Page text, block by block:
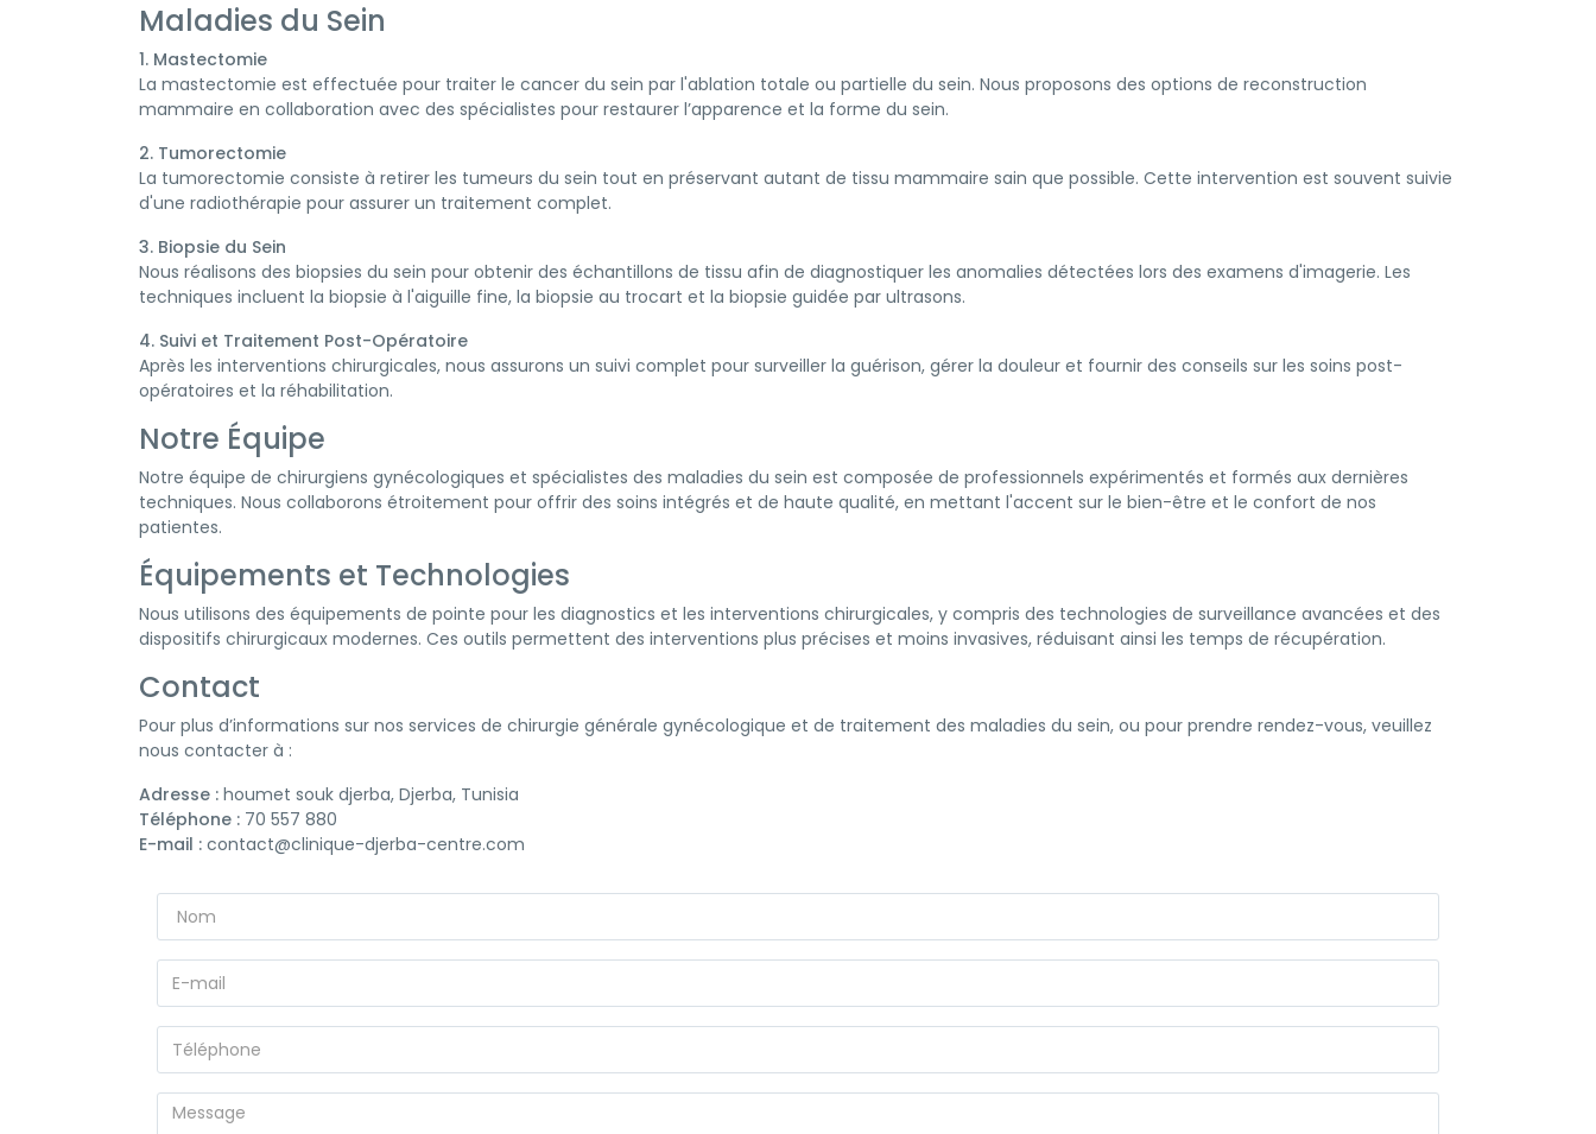
Maladies du Sein
1. Mastectomie
La mastectomie est effectuée pour traiter le cancer du sein par l'ablation totale ou partielle du sein. Nous proposons des options de reconstruction
mammaire en collaboration avec des spécialistes pour restaurer l’apparence et la forme du sein.
2. Tumorectomie
La tumorectomie consiste à retirer les tumeurs du sein tout en préservant autant de tissu mammaire sain que possible. Cette intervention est souvent suivie
d'une radiothérapie pour assurer un traitement complet.
3. Biopsie du Sein
Nous réalisons des biopsies du sein pour obtenir des échantillons de tissu afin de diagnostiquer les anomalies détectées lors des examens d'imagerie. Les
techniques incluent la biopsie à l'aiguille fine, la biopsie au trocart et la biopsie guidée par ultrasons.
4. Suivi et Traitement Post-Opératoire
Après les interventions chirurgicales, nous assurons un suivi complet pour surveiller la guérison, gérer la douleur et fournir des conseils sur les soins post-
opératoires et la réhabilitation.
Notre Équipe
Notre équipe de chirurgiens gynécologiques et spécialistes des maladies du sein est composée de professionnels expérimentés et formés aux dernières
techniques. Nous collaborons étroitement pour offrir des soins intégrés et de haute qualité, en mettant l'accent sur le bien-être et le confort de nos
patientes.
Équipements et Technologies
Nous utilisons des équipements de pointe pour les diagnostics et les interventions chirurgicales, y compris des technologies de surveillance avancées et des
dispositifs chirurgicaux modernes. Ces outils permettent des interventions plus précises et moins invasives, réduisant ainsi les temps de récupération.
Contact
Pour plus d’informations sur nos services de chirurgie générale gynécologique et de traitement des maladies du sein, ou pour prendre rendez-vous, veuillez
nous contacter à :
Adresse : houmet souk djerba, Djerba, Tunisia
Téléphone : 70 557 880
E-mail : contact@clinique-djerba-centre.com